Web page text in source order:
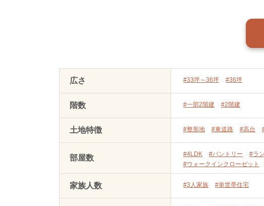
広さ #33坪～36坪 #36坪
階数 #一部2階建 #2階建
土地特徴 #整形地 #東道路 #高台
部屋数 #4LDK #パントリー #ラ
#ウォークインクローゼット
家族人数 #3人家族 #単世帯住宅